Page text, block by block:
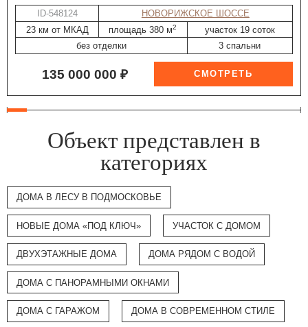
ID-548124
НОВОРИЖСКОЕ ШОССЕ
23 км от МКАД
площадь 380 м2
участок 19 соток
без отделки
3 спальни
135 000 000 ₽
Объект представлен в
категориях
ДОМА В ЛЕСУ В ПОДМОСКОВЬЕ
НОВЫЕ ДОМА «ПОД КЛЮЧ» УЧАСТОК С ДОМОМ
ДВУХЭТАЖНЫЕ ДОМА ДОМА РЯДОМ С ВОДОЙ
ДОМА С ПАНОРАМНЫМИ ОКНАМИ
ДОМА С ГАРАЖОМ ДОМА В СОВРЕМЕННОМ СТИЛЕ